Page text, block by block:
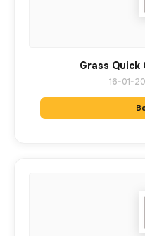
Grass
16-01-